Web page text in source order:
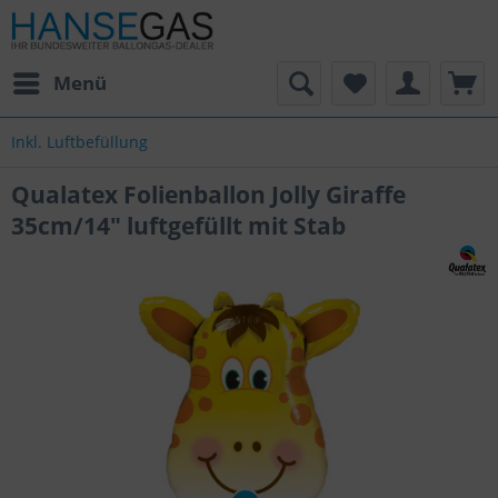
Menü
Inkl. Luftbefüllung
Qualatex Folienballon Jolly Giraffe
35cm/14" luftgefüllt mit Stab